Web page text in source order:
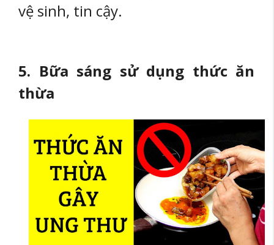
vệ sinh, tin cậy.
5. Bữa sáng sử dụng thức ăn
thừa